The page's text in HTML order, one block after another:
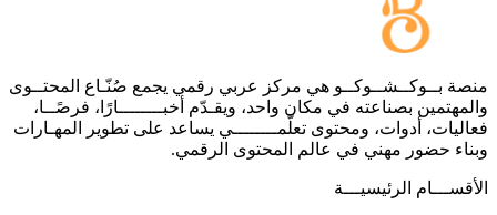
منصة بــوكــشــوكــو هي مركز عربي رقمي يجمع صُنّـاع المحتــوى
والمهتمين بصناعته في مكان واحد، ويقـدّم أخبــــــــارًا، فرصًــا،
فعاليات، أدوات، ومحتوى تعلّمــــــــي يساعد على تطوير المهـارات
وبناء حضور مهني في عالم المحتوى الرقمي.
الأقســـام الرئيسيـــة